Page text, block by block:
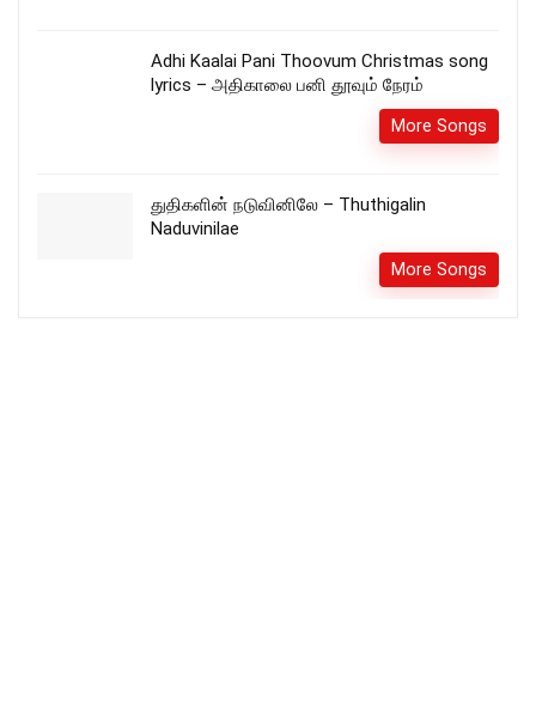
Adhi Kaalai Pani Thoovum Christmas song
lyrics – அதிகாலை பனி தூவும் நேரம்
More Songs
துதிகளின் நடுவினிலே – Thuthigalin
Naduvinilae
More Songs